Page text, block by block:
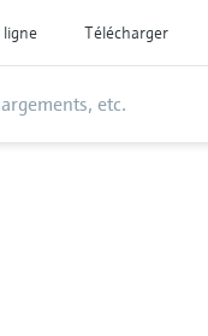
ligne Télécharger